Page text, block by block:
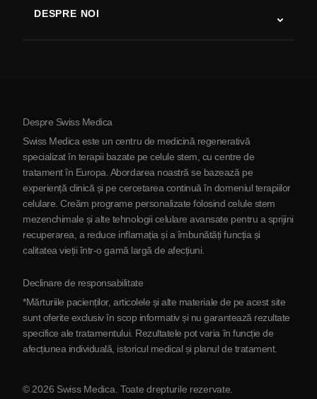
Boala Parkinson
Artrită
DESPRE NOI
Despre Serbia
Parteneriat
Contactaţi-ne
Despre Swiss Medica
Swiss Medica este un centru de medicină regenerativă
specializat în terapii bazate pe celule stem, cu centre de
tratament în Europa. Abordarea noastră se bazează pe
experiență clinică și pe cercetarea continuă în domeniul terapiilor
celulare. Creăm programe personalizate folosind celule stem
mezenchimale și alte tehnologii celulare avansate pentru a sprijini
recuperarea, a reduce inflamația și a îmbunătăți funcția și
calitatea vieții într-o gamă largă de afecțiuni.
Declinare de responsabilitate
*Mărturiile pacienților, articolele și alte materiale de pe acest site
sunt oferite exclusiv în scop informativ și nu garantează rezultate
specifice ale tratamentului. Rezultatele pot varia în funcție de
afecțiunea individuală, istoricul medical și planul de tratament.
© 2026 Swiss Medica. Toate drepturile rezervate.